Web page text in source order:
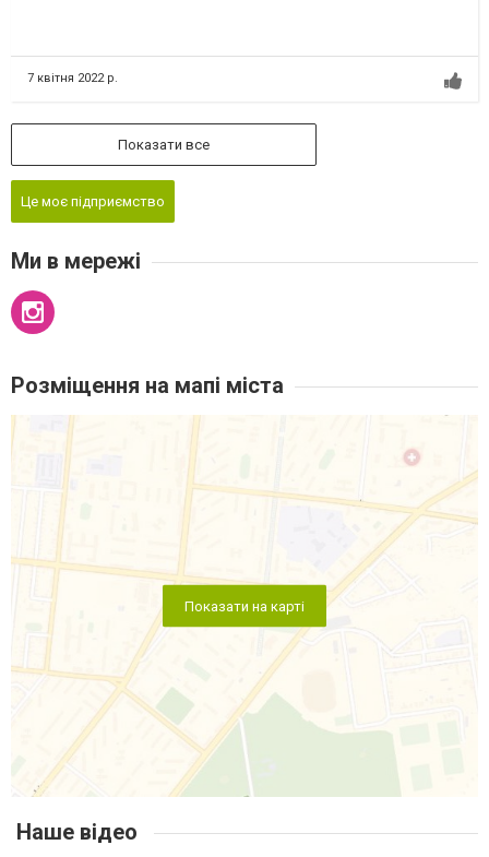
7 квітня 2022 р.
Показати все
Це моє підприємство
Ми в мережі
Розміщення на мапі міста
Показати на карті
Наше відео